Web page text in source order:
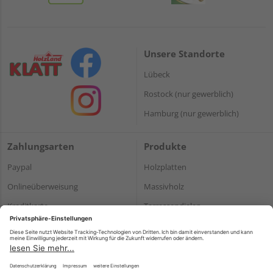
Unsere Standorte
Lübeck
Rostock (nur gewerblich)
Hamburg (nur gewerblich)
Zahlungsarten
Paypal
Onlineüberweisung
Kreditkarte
*Bonität vorausgesetzt
Produkte
Holzplatten
Massivholz
Terrassendielen